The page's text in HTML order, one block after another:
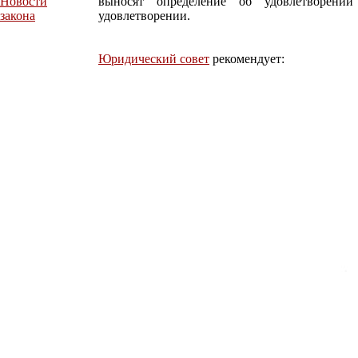
закона
удовлетворении.
Юридический совет рекомендует: